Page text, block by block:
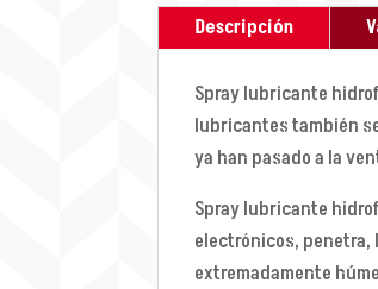
Descripción
Spray lubricante
lubricantes también
ya han pasado a la
Spray lubricante
electrónicos, penetra,
extremadamente